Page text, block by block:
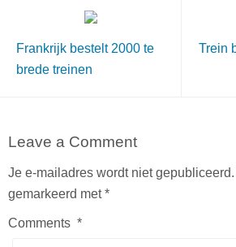
Frankrijk bestelt 2000 te
brede treinen
Trein
Leave a Comment
Je e-mailadres wordt niet gepubliceerd.
gemarkeerd met*
Comments *